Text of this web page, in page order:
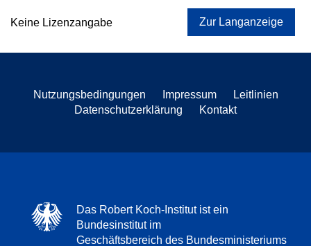
Keine Lizenzangabe Zur Langanzeige
Nutzungsbedingungen Impressum
Leitlinien
Datenschutzerklärung
Kontakt
Das Robert Koch-Institut ist ein
Bundesinstitut im
Geschäftsbereich des Bundesministeriums